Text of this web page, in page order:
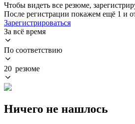
Чтобы видеть все резюме,
После регистрации покажем ещё 1 и
Зарегистрироваться
За всё время
По соответствию
20 резюме
Ничего не нашлось